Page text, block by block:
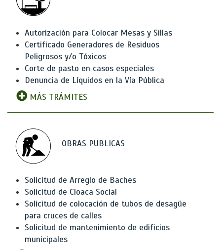
Autorización para Colocar Mesas y Sillas
Certificado Generadores de Residuos
Peligrosos y/o Tóxicos
Corte de pasto en casos especiales
Denuncia de Líquidos en la Vía Pública
MÁS TRÁMITES
OBRAS PUBLICAS
Solicitud de Arreglo de Baches
Solicitud de Cloaca Social
Solicitud de colocación de tubos de desagüe
para cruces de calles
Solicitud de mantenimiento de edificios
municipales